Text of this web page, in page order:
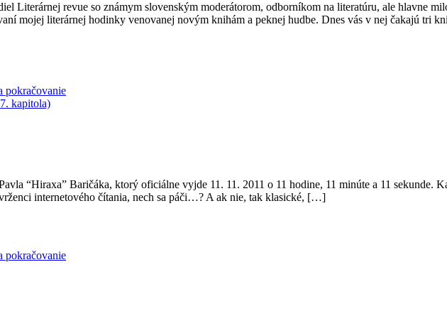
Literárnej revue so známym slovenským moderátorom, odborníkom na literatúru, ale hlavne
mojej literárnej hodinky venovanej novým knihám a peknej hudbe. Dnes vás v nej čakajú tri
pokračovanie
kapitola)
“Hiraxa” Baričáka, ktorý oficiálne vyjde 11. 11. 2011 o 11 hodine, 11 minúte a 11 sekunde.
internetového čítania, nech sa páči…? A ak nie, tak klasické, […]
pokračovanie